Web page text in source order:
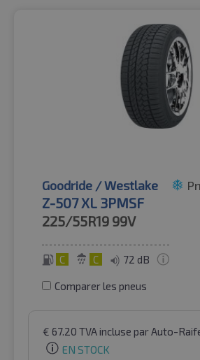
Goodride / Westlake
Z-507 XL 3PMSF
225/55R19 99V
C C 72 dB
Comparer les pneus
€ 67.20 TVA incluse par Auto-
EN STOCK